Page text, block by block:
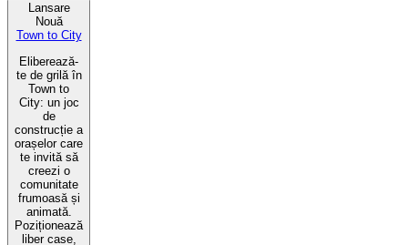
Lansare
Nouă
Town to City
Eliberează-
te de grilă în
Town to
City: un joc
de
construcție a
orașelor care
te invită să
creezi o
comunitate
frumoasă și
animată.
Poziționează
liber case,